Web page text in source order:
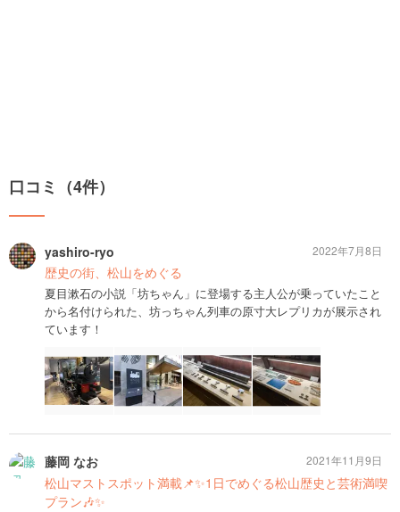
口コミ（4件）
yashiro-ryo
歴史の街、松山をめぐる
夏目漱石の小説「坊ちゃん」に登場する主人公が乗っていたこと
から名付けられた、坊っちゃん列車の原寸大レプリカが展示され
ています！
2022年7月8日
藤岡 なお
松山マストスポット満載📌✨1日でめぐる松山歴史と芸術満喫
プラン🎶✨
2021年11月9日